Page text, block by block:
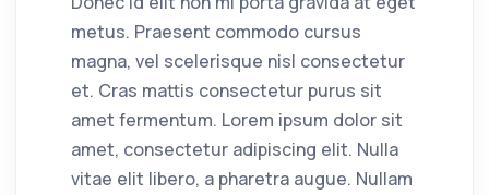
metus. Praesent commodo cursus
magna, vel scelerisque nisl consectetur
et. Cras mattis consectetur purus sit
amet fermentum. Lorem ipsum dolor sit
amet, consectetur adipiscing elit. Nulla
vitae elit libero, a pharetra augue. Nullam